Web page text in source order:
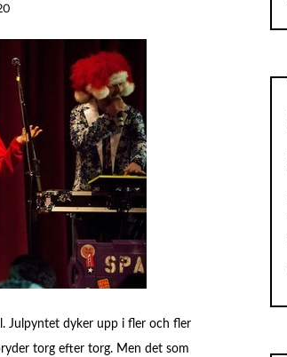
Julpyntet dyker upp i fler och fler
torg efter torg. Men det som